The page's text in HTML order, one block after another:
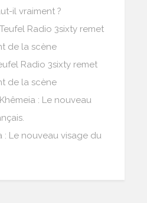
il vraiment ?
Teufel Radio 3sixty remet
de la scène
Radio 3sixty remet
de la scène
Khêmeia : Le nouveau
: Le nouveau visage du